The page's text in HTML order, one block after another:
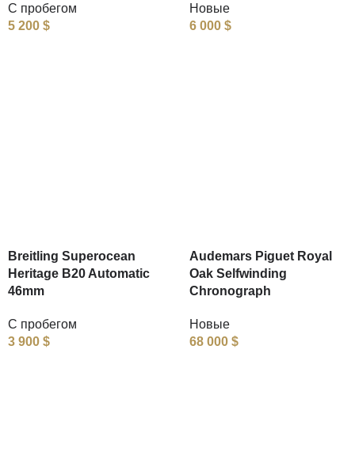
С пробегом
5 200 $
Новые
6 000 $
Breitling Superocean
Heritage B20 Automatic
46mm
С пробегом
3 900 $
Audemars Piguet Royal
Oak Selfwinding
Chronograph
Новые
68 000 $